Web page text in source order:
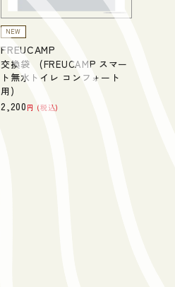
NEW
FREUCAMP
交換袋 (FREUCAMP スマー
ト無水トイレ コンフォート
用)
2,200 税込